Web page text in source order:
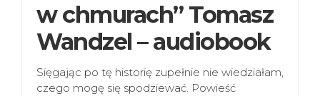
w chmurach” Tomasz
Wandzel – audiobook
Sięgając po tę historię zupełnie nie wiedziałam,
czego mogę się spodziewać. Powieść